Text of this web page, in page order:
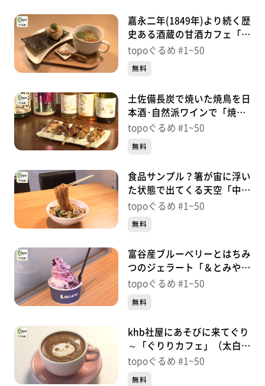
嘉永二年(1849年)より続く歴
史ある酒蔵の甘酒カフェ「森
民茶房」（若林区荒町）＃
topoぐるめ #1~50
無料
土佐備長炭で焼いた焼鳥を日
本酒･自然派ワインで「焼鳥
まるみ」（青葉区国分町）＃
topoぐるめ #1~50
無料
食品サンプル？箸が宙に浮い
た状態で出てくる天空「中華
屋丹心」（富谷市富谷新町）
topoぐるめ #1~50
無料
富谷産ブルーベリーとはちみ
つのジェラート「＆とみやジ
ェラート」（富谷市富谷新
topoぐるめ #1~50
無料
khb社屋にあそびに来てぐり
～「ぐりりカフェ」（太白区
あすと長町）＃17【topoぐ
topoぐるめ #1~50
無料